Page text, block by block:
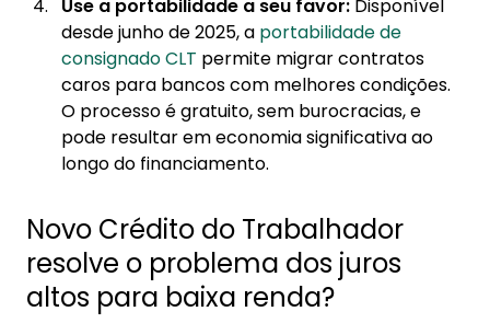
Use a portabilidade a seu favor: Disponível
desde junho de 2025, a portabilidade de
consignado CLT permite migrar contratos
caros para bancos com melhores condições.
O processo é gratuito, sem burocracias, e
pode resultar em economia significativa ao
longo do financiamento.
Novo Crédito do Trabalhador
resolve o problema dos juros
altos para baixa renda?